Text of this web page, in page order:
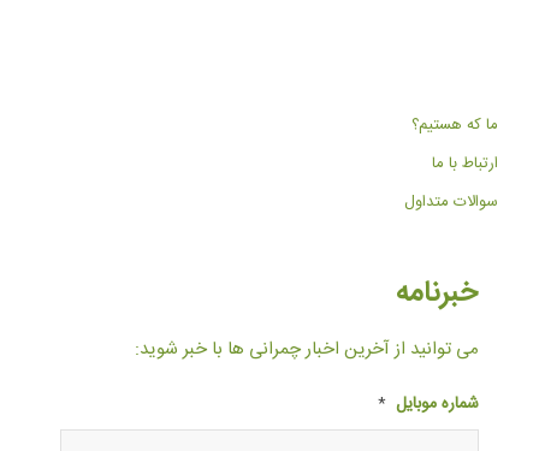
ما که هستیم؟
ارتباط با ما
سوالات متداول
خبرنامه
می توانید از آخرین اخبار چمرانی ها با خبر شوید:
شماره موبایل *